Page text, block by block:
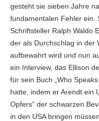
gesteht sie sieben Jahre
fundamentalen Fehler ein.
Schriftsteller Ralph Waldo
der als Durchschlag in der
aufbewahrt wird und nun
ein Interview, das Ellison
für sein Buch „Who
hatte, indem er Arendt ein
Opfers“ der schwarzen
in den USA bringen